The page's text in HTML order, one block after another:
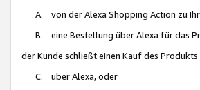
A. von der Alexa Shopping Action zu
B. eine Bestellung über Alexa für das
der Kunde schließt einen Kauf des
C. über Alexa, oder